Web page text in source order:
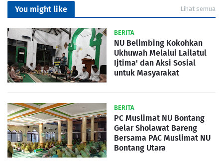
You might like Lihat semua
BERITA
NU Belimbing Kokohkan
Ukhuwah Melalui Lailatul
Ijtima' dan Aksi Sosial
untuk Masyarakat
BERITA
PC Muslimat NU Bontang
Gelar Sholawat Bareng
Bersama PAC Muslimat NU
Bontang Utara